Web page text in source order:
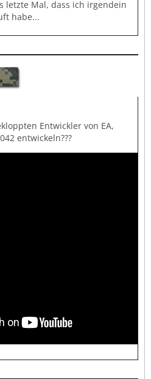
letzte Mal, dass ich irgendein
habe...
Entwickler von EA,
entwickeln???